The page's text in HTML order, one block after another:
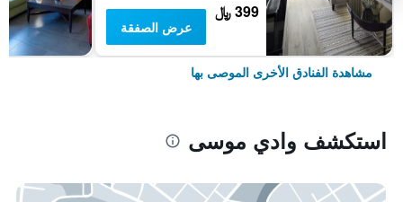
399 ﷼
عرض الصفقة
مشاهدة الفنادق الأخرى الموصى بها
استكشف وادي موسى